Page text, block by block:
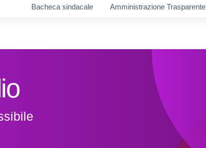
Bacheca sindacale Amministrazione Trasparente